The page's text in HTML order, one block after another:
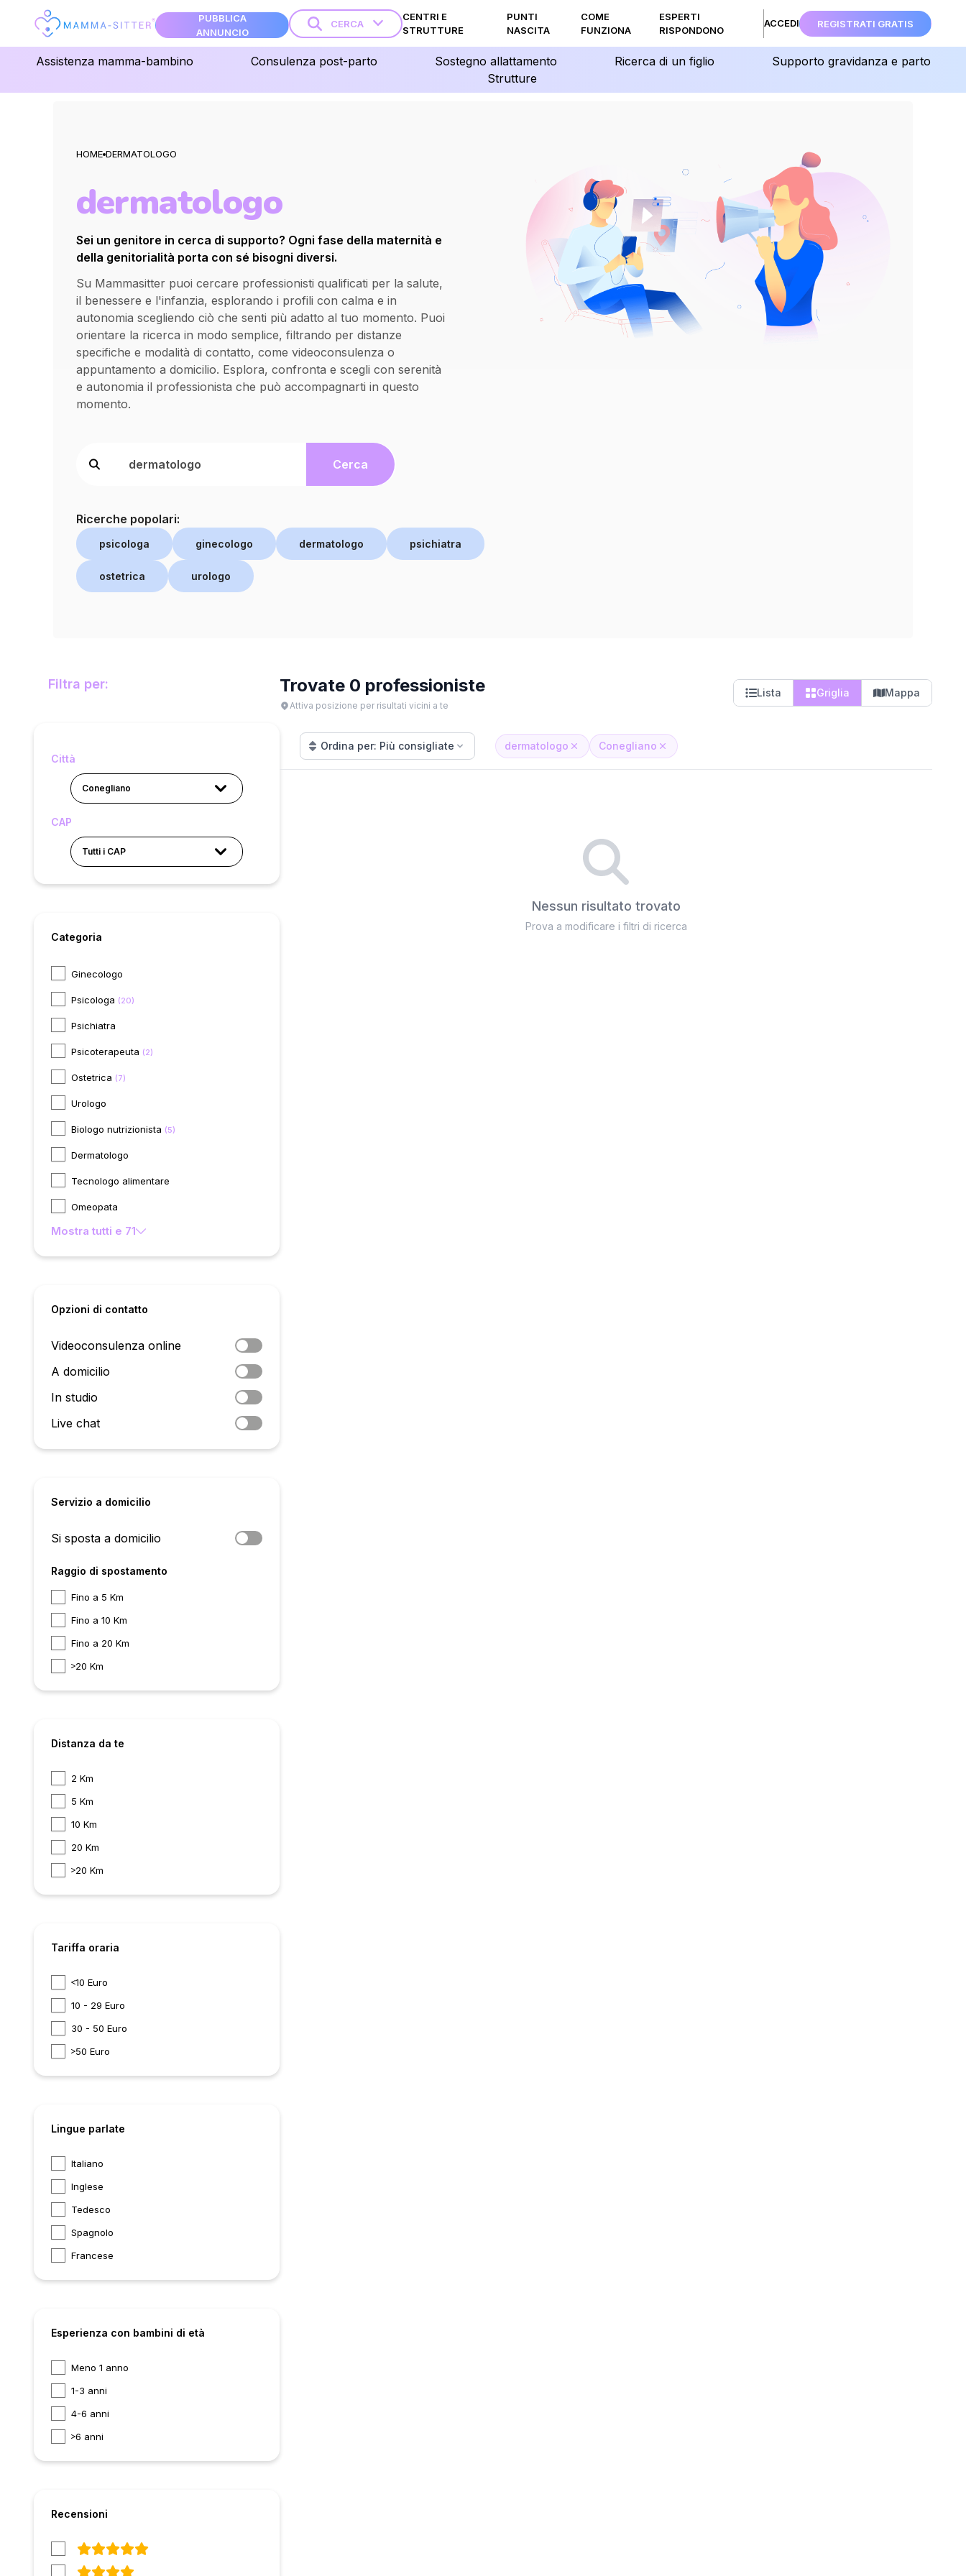
PUBBLICA
ANNUNCIO
CERCA
CENTRI E
STRUTTURE
PUNTI
NASCITA
COME
FUNZIONA
ESPERTI
RISPONDONO
ACCEDI REGISTRATI GRATIS
Assistenza mamma-bambino Consulenza post-parto Sostegno allattamento Ricerca di un figlio
Supporto gravidanza e parto
Strutture
HOME DERMATOLOGO
dermatologo
Sei un genitore in cerca di supporto? Ogni fase della maternità e
della genitorialità porta con sé bisogni diversi.
Su Mammasitter puoi cercare professionisti qualificati per la salute,
il benessere e l'infanzia, esplorando i profili con calma e in
autonomia scegliendo ciò che senti più adatto al tuo momento. Puoi
orientare la ricerca in modo semplice, filtrando per distanze
specifiche e modalità di contatto, come videoconsulenza o
appuntamento a domicilio. Esplora, confronta e scegli con serenità
e autonomia il professionista che può accompagnarti in questo
momento.
Cerca
Ricerche popolari:
psicologa ginecologo dermatologo psichiatra
ostetrica urologo
Filtra per:
Città
Conegliano
CAP
Tutti i CAP
Categoria
Ginecologo
Psicologa (20)
Psichiatra
Psicoterapeuta (2)
Ostetrica (7)
Urologo
Biologo nutrizionista (5)
Dermatologo
Tecnologo alimentare
Omeopata
Mostra tutti e 71
Opzioni di contatto
Videoconsulenza online
A domicilio
In studio
Live chat
Servizio a domicilio
Si sposta a domicilio
Raggio di spostamento
Fino a 5 Km
Fino a 10 Km
Fino a 20 Km
20 Km
Distanza da te
2 Km
5 Km
10 Km
20 Km
20 Km
Tariffa oraria
10 Euro
10 - 29 Euro
30 - 50 Euro
50 Euro
Lingue parlate
Italiano
Inglese
Tedesco
Spagnolo
Francese
Esperienza con bambini di età
Meno 1 anno
1-3 anni
4-6 anni
6 anni
Recensioni
Trovate 0 professioniste
Attiva posizione per risultati vicini a te
Lista Griglia Mappa
Ordina per: Più consigliate dermatologo Conegliano
Nessun risultato trovato
Prova a modificare i filtri di ricerca